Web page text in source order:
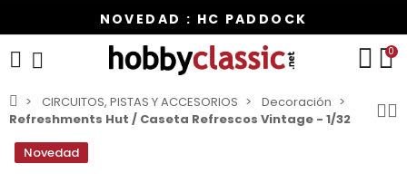
NOVEDAD : HC PADDOCK
0
CIRCUITOS, PISTAS Y ACCESORIOS
Decoración
Refreshments Hut / Caseta Refrescos Vintage - 1/32
Novedad